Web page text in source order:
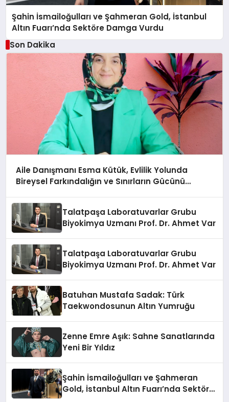
Şahin İsmailoğulları ve Şahmeran Gold, İstanbul
Altın Fuarı’nda Sektöre Damga Vurdu
Son Dakika
Aile Danışmanı Esma Kütük, Evlilik Yolunda
Bireysel Farkındalığın ve Sınırların Gücünü
Talatpaşa Laboratuvarlar Grubu
Biyokimya Uzmanı Prof. Dr. Ahmet Var
Talatpaşa Laboratuvarlar Grubu
Biyokimya Uzmanı Prof. Dr. Ahmet Var
Batuhan Mustafa Sadak: Türk
Taekwondosunun Altın Yumruğu
Zenne Emre Aşık: Sahne Sanatlarında
Yeni Bir Yıldız
Şahin İsmailoğulları ve Şahmeran
Gold, İstanbul Altın Fuarı’nda Sektöre